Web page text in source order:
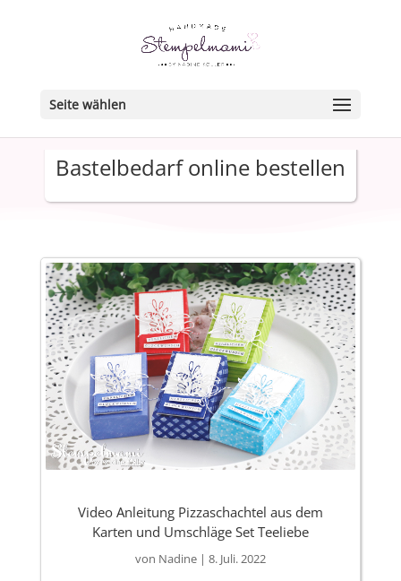
Seite wählen
Bastelbedarf online bestellen
Video Anleitung Pizzaschachtel aus dem
Karten und Umschläge Set Teeliebe
von Nadine| 8. Juli. 2022